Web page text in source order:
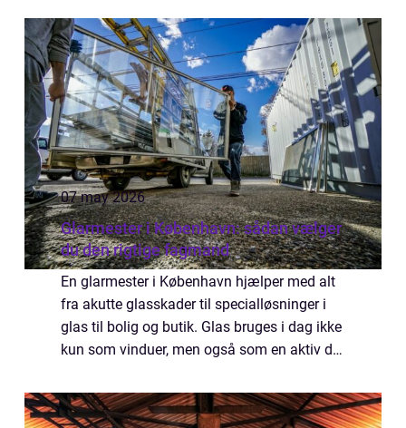
tryghed og økonomi. Når m...
07 may 2026
Glarmester i København: sådan vælger
du den rigtige fagmand
En glarmester i København hjælper med alt
fra akutte glasskader til specialløsninger i
glas til bolig og butik. Glas bruges i dag ikke
kun som vinduer, men også som en aktiv del
v...